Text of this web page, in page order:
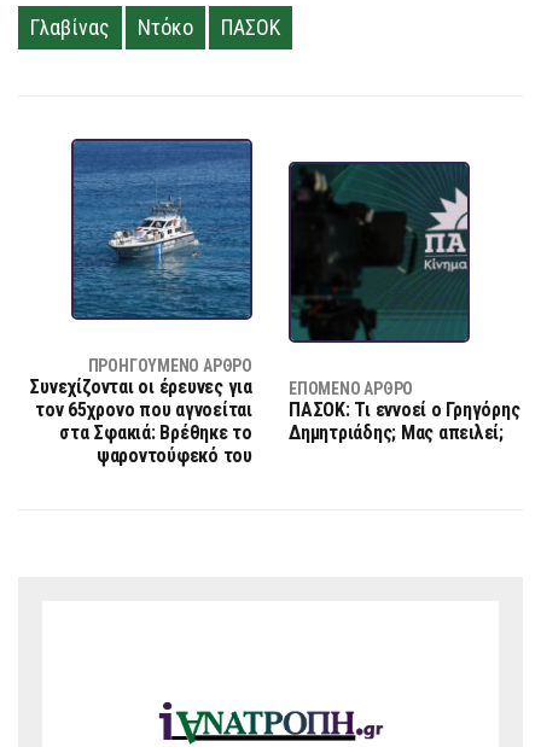
Γλαβίνας Ντόκο ΠΑΣΟΚ
ΠΡΟΗΓΟΎΜΕΝΟ ΆΡΘΡΟ
Συνεχίζονται οι έρευνες για
τον 65χρονο που αγνοείται
στα Σφακιά: Βρέθηκε το
ψαροντούφεκό του
ΕΠΌΜΕΝΟ ΆΡΘΡΟ
ΠΑΣΟΚ: Τι εννοεί ο Γρηγόρης
Δημητριάδης; Μας απειλεί;